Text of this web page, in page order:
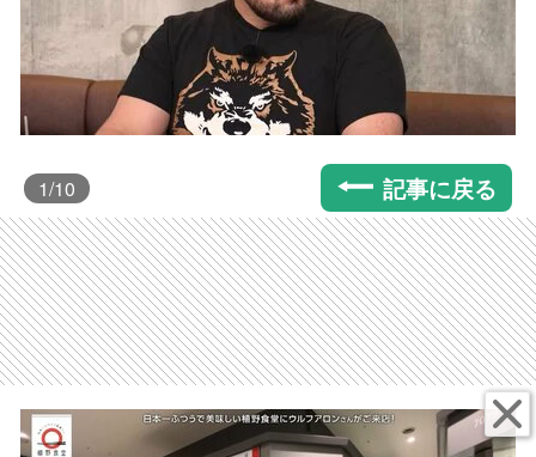
1/10 記事に戻る